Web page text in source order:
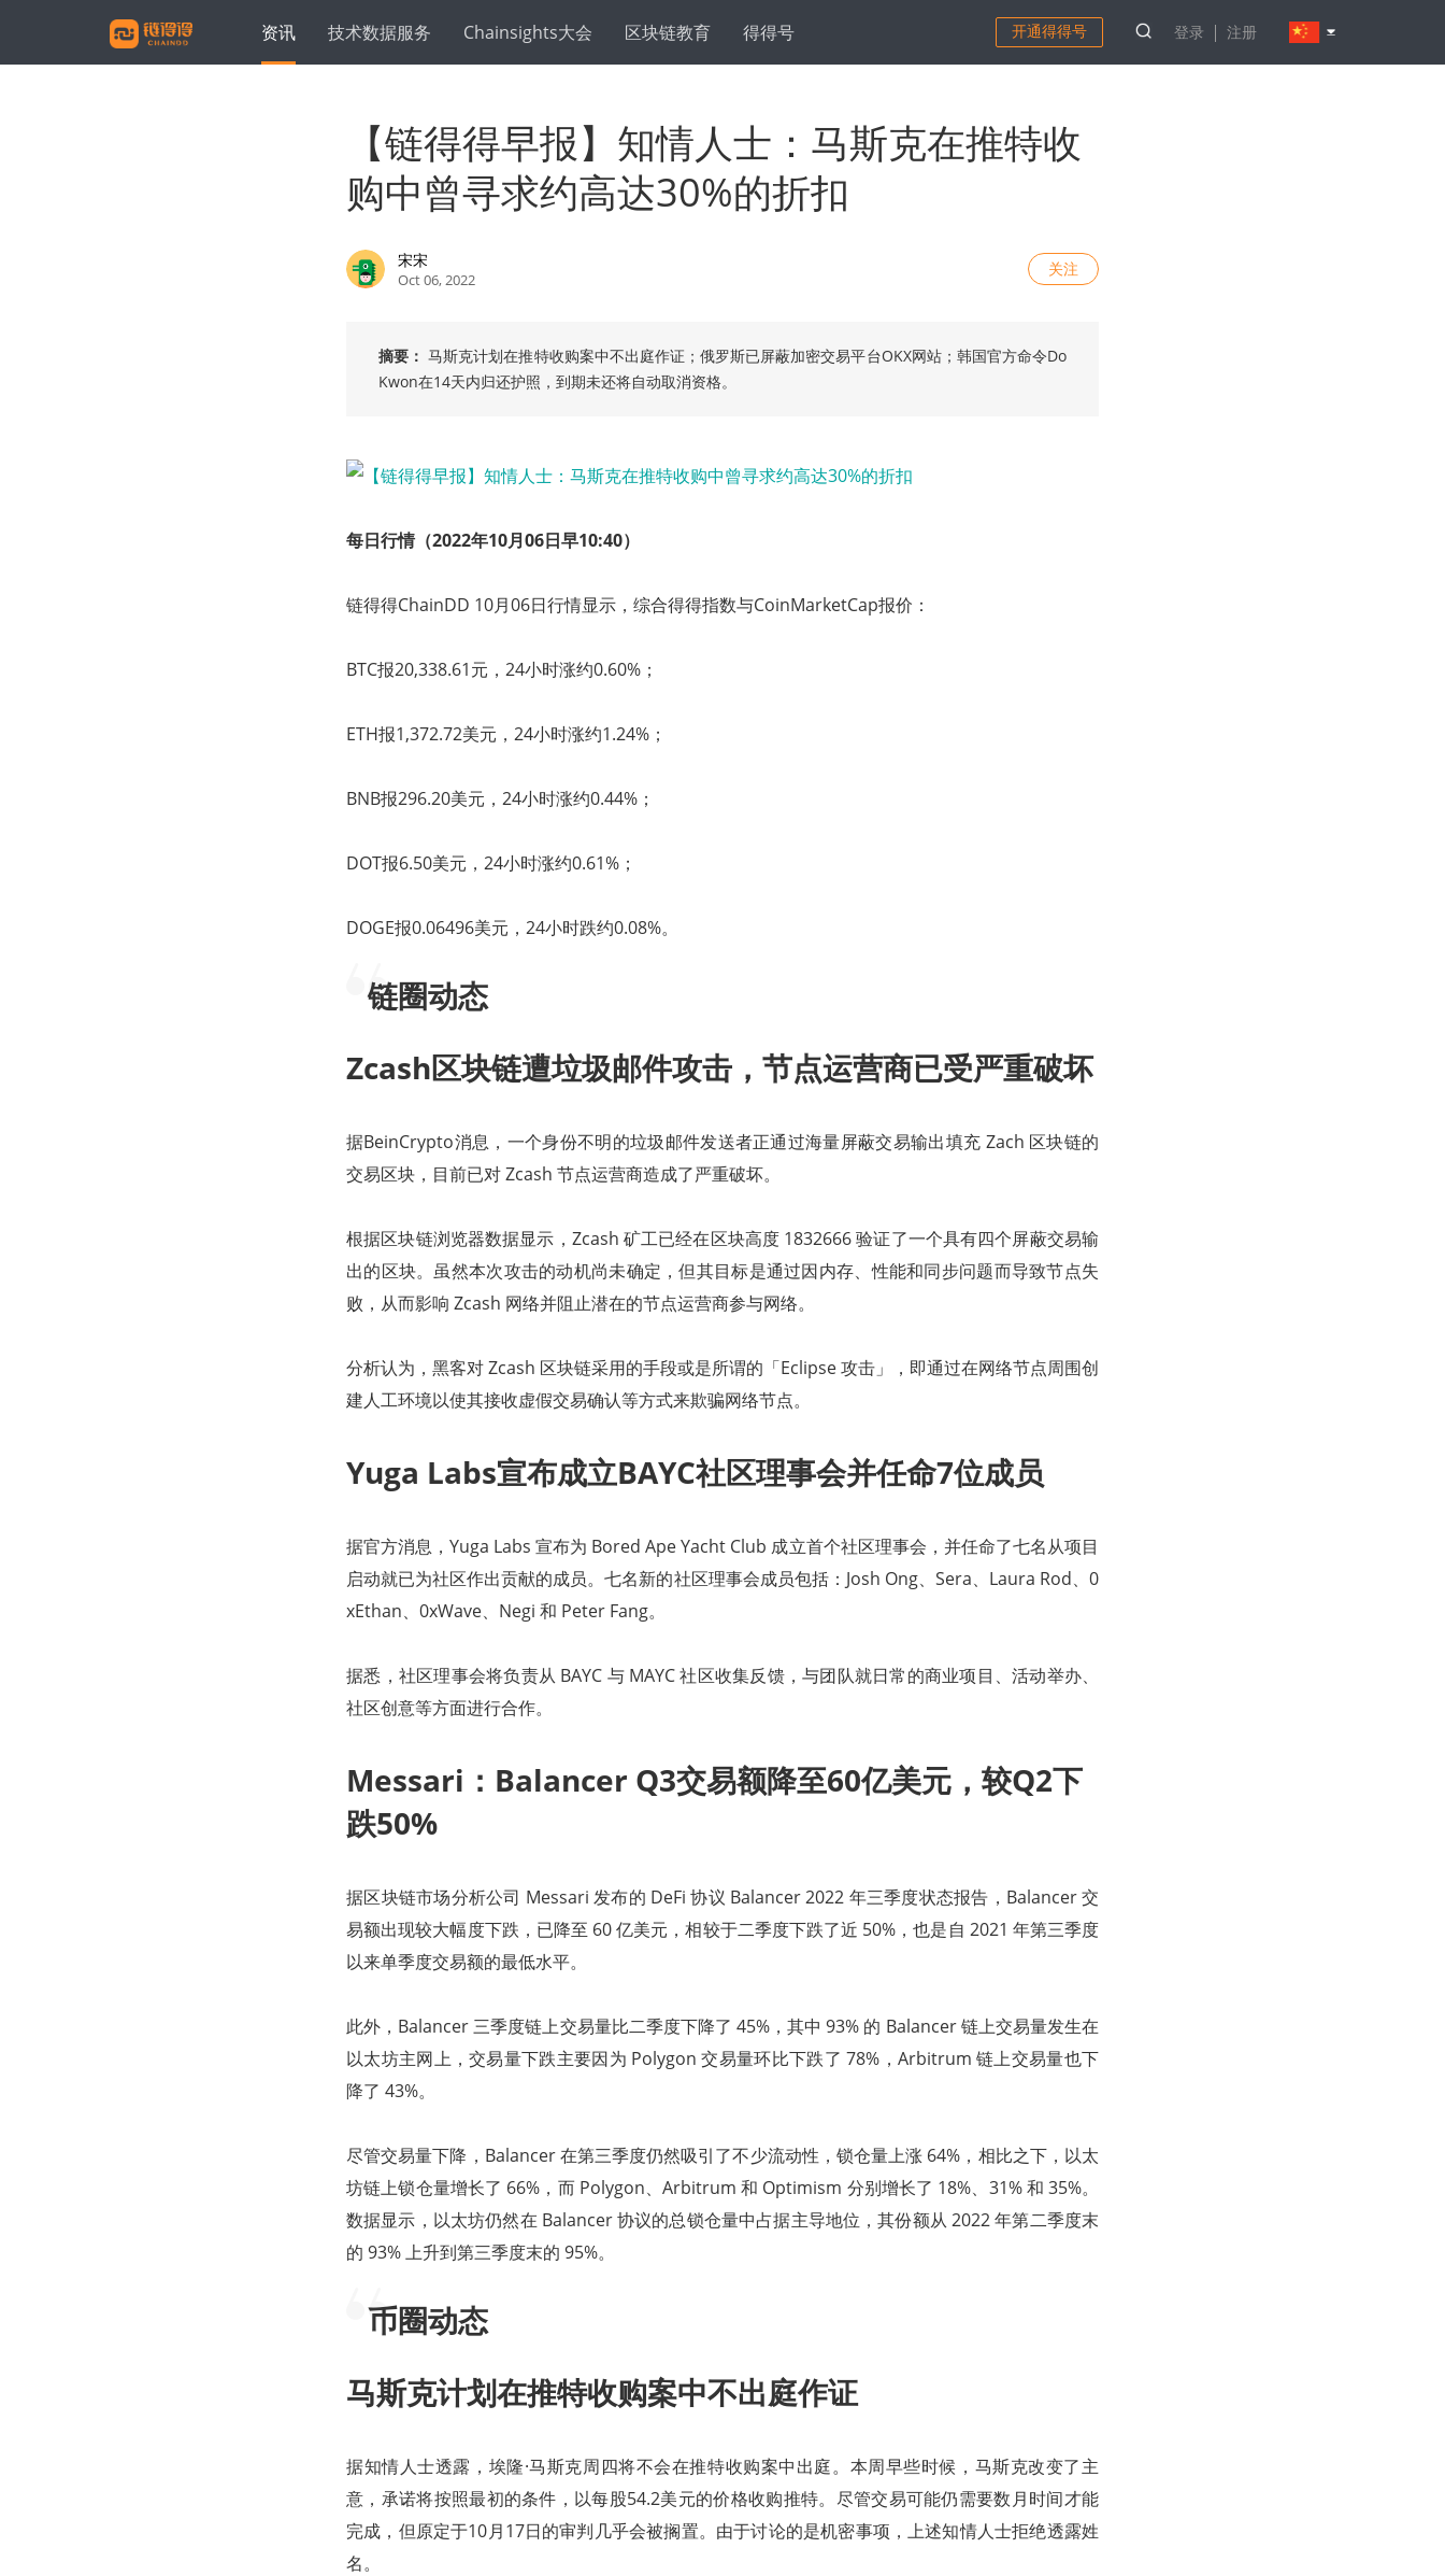
资讯 技术数据服务 Chainsights大会 区块链教育 得得号 开通得得号 登录 注册
【链得得早报】知情人士：马斯克在推特收
购中曾寻求约高达30%的折扣
宋宋
Oct 06, 2022
关注
摘要：马斯克计划在推特收购案中不出庭作证；俄罗斯已屏蔽加密交易平台OKX网站；韩国官方命令Do
Kwon在14天内归还护照，到期未还将自动取消资格。
每日行情（2022年10月06日早10:40）
链得得ChainDD 10月06日行情显示，综合得得指数与CoinMarketCap报价：
BTC报20,338.61元，24小时涨约0.60%；
ETH报1,372.72美元，24小时涨约1.24%；
BNB报296.20美元，24小时涨约0.44%；
DOT报6.50美元，24小时涨约0.61%；
DOGE报0.06496美元，24小时跌约0.08%。
链圈动态
Zcash区块链遭垃圾邮件攻击，节点运营商已受严重破坏
据BeinCrypto消息，一个身份不明的垃圾邮件发送者正通过海量屏蔽交易输出填充 Zach 区块链的
交易区块，目前已对 Zcash 节点运营商造成了严重破坏。
根据区块链浏览器数据显示，Zcash 矿工已经在区块高度 1832666 验证了一个具有四个屏蔽交易输
出的区块。虽然本次攻击的动机尚未确定，但其目标是通过因内存、性能和同步问题而导致节点失
败，从而影响 Zcash 网络并阻止潜在的节点运营商参与网络。
分析认为，黑客对 Zcash 区块链采用的手段或是所谓的「Eclipse 攻击」，即通过在网络节点周围创
建人工环境以使其接收虚假交易确认等方式来欺骗网络节点。
Yuga Labs宣布成立BAYC社区理事会并任命7位成员
据官方消息，Yuga Labs 宣布为 Bored Ape Yacht Club 成立首个社区理事会，并任命了七名从项目
启动就已为社区作出贡献的成员。七名新的社区理事会成员包括：Josh Ong、Sera、Laura Rod、0
xEthan、0xWave、Negi 和 Peter Fang。
据悉，社区理事会将负责从 BAYC 与 MAYC 社区收集反馈，与团队就日常的商业项目、活动举办、
社区创意等方面进行合作。
Messari：Balancer Q3交易额降至60亿美元，较Q2下
跌50%
据区块链市场分析公司 Messari 发布的 DeFi 协议 Balancer 2022 年三季度状态报告，Balancer 交
易额出现较大幅度下跌，已降至 60 亿美元，相较于二季度下跌了近 50%，也是自 2021 年第三季度
以来单季度交易额的最低水平。
此外，Balancer 三季度链上交易量比二季度下降了 45%，其中 93% 的 Balancer 链上交易量发生在
以太坊主网上，交易量下跌主要因为 Polygon 交易量环比下跌了 78%，Arbitrum 链上交易量也下
降了 43%。
尽管交易量下降，Balancer 在第三季度仍然吸引了不少流动性，锁仓量上涨 64%，相比之下，以太
坊链上锁仓量增长了 66%，而 Polygon、Arbitrum 和 Optimism 分别增长了 18%、31% 和 35%。
数据显示，以太坊仍然在 Balancer 协议的总锁仓量中占据主导地位，其份额从 2022 年第二季度末
的 93% 上升到第三季度末的 95%。
币圈动态
马斯克计划在推特收购案中不出庭作证
据知情人士透露，埃隆·马斯克周四将不会在推特收购案中出庭。本周早些时候，马斯克改变了主
意，承诺将按照最初的条件，以每股54.2美元的价格收购推特。尽管交易可能仍需要数月时间才能
完成，但原定于10月17日的审判几乎会被搁置。由于讨论的是机密事项，上述知情人士拒绝透露姓
名。